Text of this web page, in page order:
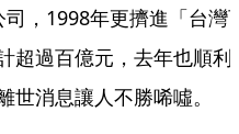
，1998年更擠進「台灣
超過百億元，去年也順利
消息讓人不勝唏噓。